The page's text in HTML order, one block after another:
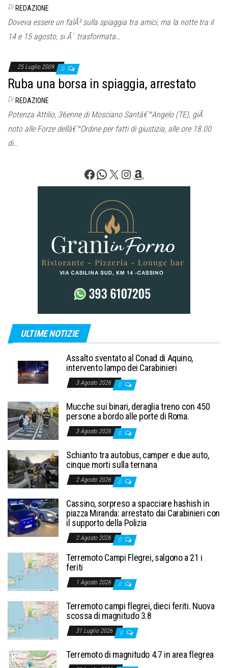
Di REDAZIONE
Doveva essere un falÃ² sulla spiaggia tra amici, ma la notte tra il
14 e 15 agosto, si Ã¨ trasformata…
25 Luglio 2009 0
Ruba una borsa in spiaggia, arrestato
Di REDAZIONE
Potenza Attilio, 36enne di Mosciano Santâ€™Angelo (TE), giÃ
noto alle Forze dellâ€™Ordine per fatti di giustizia, alle ore 18.00
di…
Facebook
WhatsApp
X Instagram
Amazon
ULTIME NOTIZIE
Assalto sventato al Conad di Aquino,
intervento lampo dei Carabinieri
3 Agosto 2026 0
Mucche sui binari, deraglia treno con 450
persone a bordo alle porte di Roma.
3 Agosto 2026 0
Schianto tra autobus, camper e due auto,
cinque morti sulla ternana
2 Agosto 2026 0
Cassino, sorpreso a spacciare hashish in
piazza Miranda: arrestato dai Carabinieri con
il supporto della Polizia
2 Agosto 2026 0
Terremoto Campi Flegrei, salgono a 21 i
feriti
1 Agosto 2026 0
Terremoto campi flegrei, dieci feriti. Nuova
scossa di magnitudo 3.8
31 Luglio 2026 0
Terremoto di magnitudo 4.7 in area flegrea